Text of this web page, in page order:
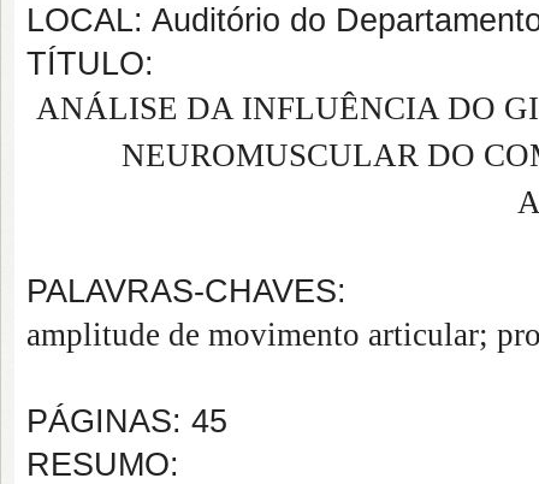
LOCAL: Auditório do
TÍTULO:
ANÁLISE DA INFLUÊNCIA DO
NEUROMUSCULAR DO
PALAVRAS-CHAVES:
amplitude de movimento articular;
PÁGINAS: 45
RESUMO: